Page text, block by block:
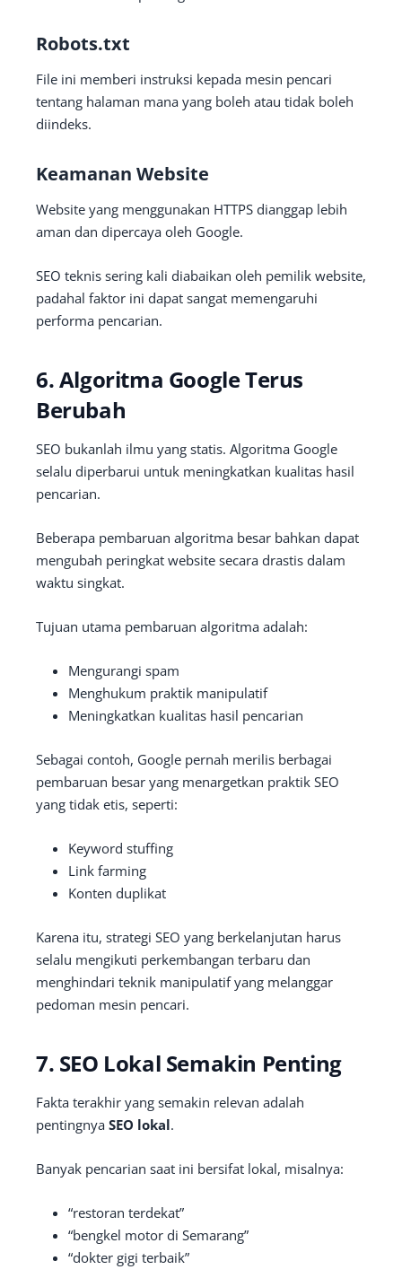
Robots.txt
File ini memberi instruksi kepada mesin pencari
tentang halaman mana yang boleh atau tidak boleh
diindeks.
Keamanan Website
Website yang menggunakan HTTPS dianggap lebih
aman dan dipercaya oleh Google.
SEO teknis sering kali diabaikan oleh pemilik website,
padahal faktor ini dapat sangat memengaruhi
performa pencarian.
6. Algoritma Google Terus
Berubah
SEO bukanlah ilmu yang statis. Algoritma Google
selalu diperbarui untuk meningkatkan kualitas hasil
pencarian.
Beberapa pembaruan algoritma besar bahkan dapat
mengubah peringkat website secara drastis dalam
waktu singkat.
Tujuan utama pembaruan algoritma adalah:
Mengurangi spam
Menghukum praktik manipulatif
Meningkatkan kualitas hasil pencarian
Sebagai contoh, Google pernah merilis berbagai
pembaruan besar yang menargetkan praktik SEO
yang tidak etis, seperti:
Keyword stuffing
Link farming
Konten duplikat
Karena itu, strategi SEO yang berkelanjutan harus
selalu mengikuti perkembangan terbaru dan
menghindari teknik manipulatif yang melanggar
pedoman mesin pencari.
7. SEO Lokal Semakin Penting
Fakta terakhir yang semakin relevan adalah
pentingnya SEO lokal.
Banyak pencarian saat ini bersifat lokal, misalnya:
“restoran terdekat”
“bengkel motor di Semarang”
“dokter gigi terbaik”